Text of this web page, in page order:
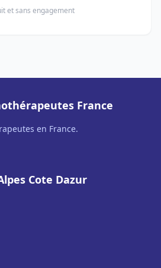
et sans engagement
France
en France.
Cote Dazur